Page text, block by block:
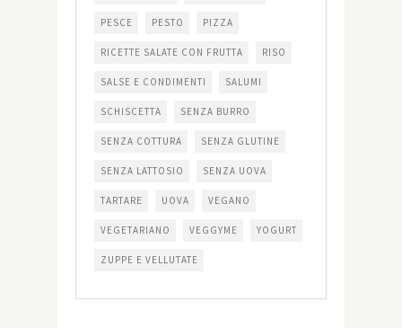
PESCE PESTO PIZZA
RICETTE SALATE CON FRUTTA RISO
SALSE E CONDIMENTI SALUMI
SCHISCETTA SENZA BURRO
SENZA COTTURA SENZA GLUTINE
SENZA LATTOSIO SENZA UOVA
TARTARE UOVA VEGANO
VEGETARIANO VEGGYME YOGURT
ZUPPE E VELLUTATE